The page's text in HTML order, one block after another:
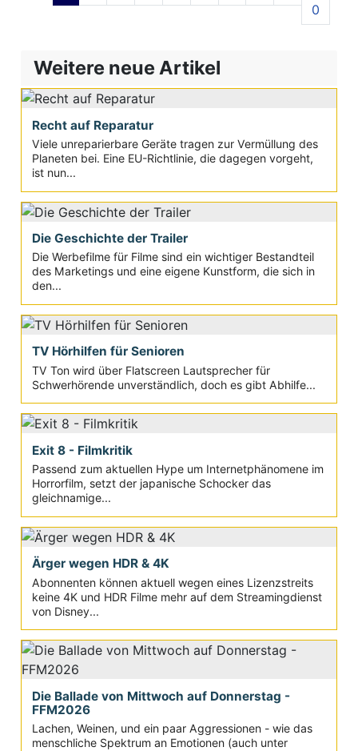
0
Weitere neue Artikel
Recht auf Reparatur
Viele unreparierbare Geräte tragen zur Vermüllung des
Planeten bei. Eine EU-Richtlinie, die dagegen vorgeht,
ist nun...
Die Geschichte der Trailer
Die Werbefilme für Filme sind ein wichtiger Bestandteil
des Marketings und eine eigene Kunstform, die sich in
den...
TV Hörhilfen für Senioren
TV Ton wird über Flatscreen Lautsprecher für
Schwerhörende unverständlich, doch es gibt Abhilfe...
Exit 8 - Filmkritik
Passend zum aktuellen Hype um Internetphänomene im
Horrorfilm, setzt der japanische Schocker das
gleichnamige...
Ärger wegen HDR & 4K
Abonnenten können aktuell wegen eines Lizenzstreits
keine 4K und HDR Filme mehr auf dem Streamingdienst
von Disney...
Die Ballade von Mittwoch auf Donnerstag -
FFM2026
Lachen, Weinen, und ein paar Aggressionen - wie das
menschliche Spektrum an Emotionen (auch unter